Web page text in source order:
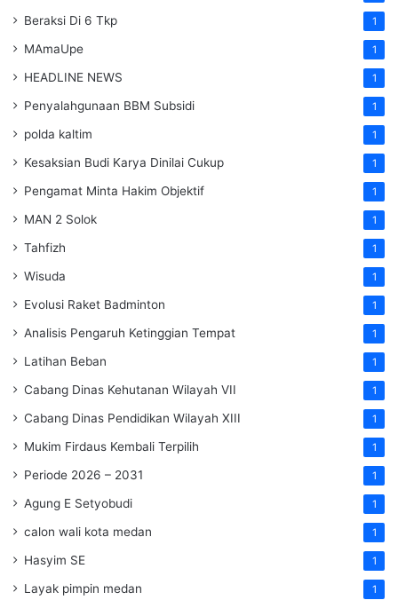
Beraksi Di 6 Tkp 1
MAmaUpe 1
HEADLINE NEWS 1
Penyalahgunaan BBM Subsidi 1
polda kaltim 1
Kesaksian Budi Karya Dinilai Cukup 1
Pengamat Minta Hakim Objektif 1
MAN 2 Solok 1
Tahfizh 1
Wisuda 1
Evolusi Raket Badminton 1
Analisis Pengaruh Ketinggian Tempat 1
Latihan Beban 1
Cabang Dinas Kehutanan Wilayah VII 1
Cabang Dinas Pendidikan Wilayah XIII 1
Mukim Firdaus Kembali Terpilih 1
Periode 2026 – 2031 1
Agung E Setyobudi 1
calon wali kota medan 1
Hasyim SE 1
Layak pimpin medan 1